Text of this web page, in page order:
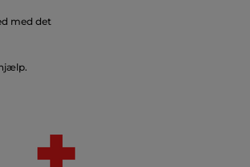
med det